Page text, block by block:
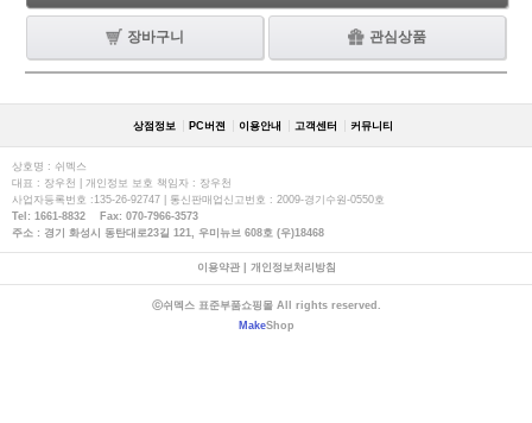
장바구니 관심상품
상점정보 PC버젼 이용안내 고객센터 커뮤니티
상호명 : 쉬멕스
대표 : 장우천 | 개인정보 보호 책임자 : 장우천
사업자등록번호 :135-26-92747 | 통신판매업신고번호 : 2009-경기수원-0550호
Tel: 1661-8832 Fax: 070-7966-3573
주소 : 경기 화성시 동탄대로23길 121, 우미뉴브 608호 (우)18468
이용약관| 개인정보처리방침
ⓒ쉬멕스 표준부품쇼핑몰 All rights reserved.
MakeShop